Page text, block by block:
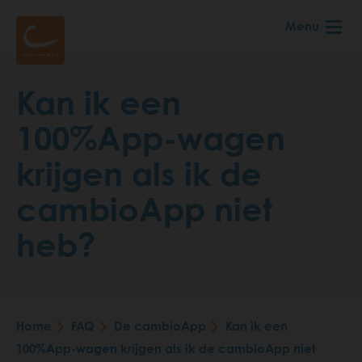
Menu
Kan ik een
100%App-wagen
krijgen als ik de
cambioApp niet
heb?
Breadcrumb
Home FAQ De cambioApp
Kan ik een
100%App-wagen krijgen als ik de cambioApp niet